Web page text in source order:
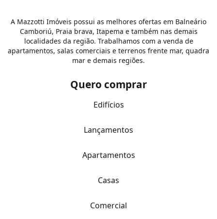
A Mazzotti Imóveis possui as melhores ofertas em Balneário
Camboriú, Praia brava, Itapema e também nas demais
localidades da região. Trabalhamos com a venda de
apartamentos, salas comerciais e terrenos frente mar, quadra
mar e demais regiões.
Quero comprar
Edifícios
Lançamentos
Apartamentos
Casas
Comercial